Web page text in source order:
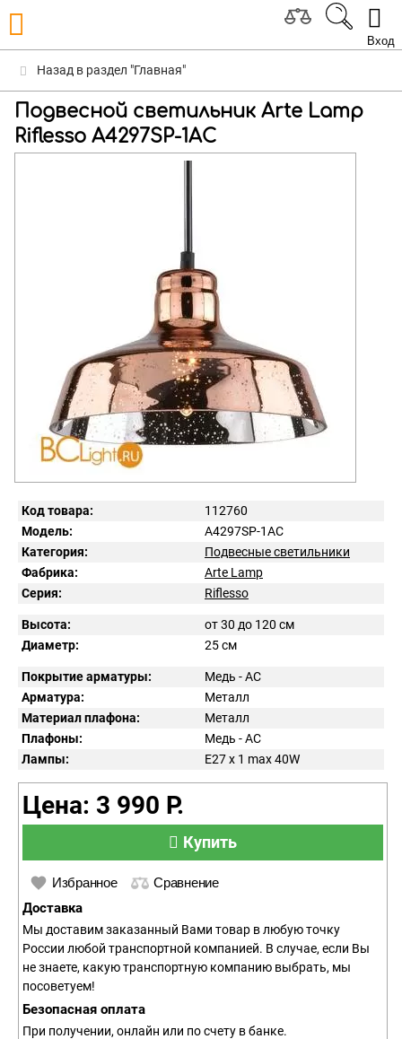
Вход
Назад в раздел "Главная"
Подвесной светильник Arte Lamp
Riflesso A4297SP-1AC
Код товара:
112760
Модель:
A4297SP-1AC
Категория:
Подвесные светильники
Фабрика:
Arte Lamp
Серия:
Riflesso
Высота:
от 30 до 120 см
Диаметр:
25 см
Покрытие арматуры:
Медь - AC
Арматура:
Металл
Материал плафона:
Металл
Плафоны:
Медь - AC
Лампы:
E27 x 1 max 40W
Цена: 3 990 Р.
Купить
Избранное Сравнение
Доставка
Мы доставим заказанный Вами товар в любую точку
России любой транспортной компанией. В случае, если Вы
не знаете, какую транспортную компанию выбрать, мы
посоветуем!
Безопасная оплата
При получении, онлайн или по счету в банке.